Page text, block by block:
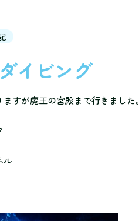
イビング
すが魔王の宮殿まで行きました。
ル